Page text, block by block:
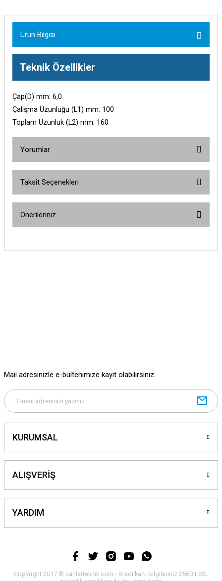
Ürün Bilgisi
Teknik Özellikler
Çap(D) mm: 6,0
Çalışma Uzunluğu (L1) mm: 100
Toplam Uzunluk (L2) mm: 160
Yorumlar
Taksit Seçenekleri
Önerileriniz
yetersiz gördüğünüz noktaları öneri formunu kullanarak tarafımıza
Gönder
Mail adresinizle e-bültenimize kayıt olabilirsiniz.
KURUMSAL
ALIŞVERİŞ
YARDIM
Copyright 2017 © canlarteknik.com - Kredi kartı bilgileriniz 256Bit SSL